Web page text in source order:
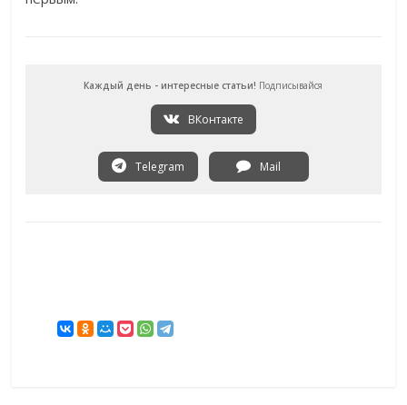
Каждый день - интересные статьи! Подписывайся
ВКонтакте
Telegram Mail